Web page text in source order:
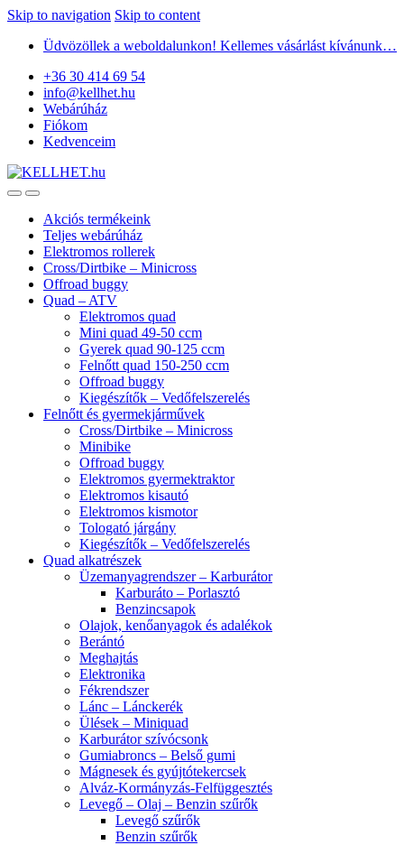
Skip to navigation Skip to content
Üdvözöllek a weboldalunkon! Kellemes vásárlást kívánunk…
+36 30 414 69 54
info@kellhet.hu
Webárúház
Fiókom
Kedvenceim
Akciós termékeink
Teljes webárúház
Elektromos rollerek
Cross/Dirtbike – Minicross
Offroad buggy
Quad – ATV
Elektromos quad
Mini quad 49-50 ccm
Gyerek quad 90-125 ccm
Felnőtt quad 150-250 ccm
Offroad buggy
Kiegészítők – Vedőfelszerelés
Felnőtt és gyermekjárművek
Cross/Dirtbike – Minicross
Minibike
Offroad buggy
Elektromos gyermektraktor
Elektromos kisautó
Elektromos kismotor
Tologató járgány
Kiegészítők – Vedőfelszerelés
Quad alkatrészek
Üzemanyagrendszer – Karburátor
Karburáto – Porlasztó
Benzincsapok
Olajok, kenőanyagok és adalékok
Berántó
Meghajtás
Elektronika
Fékrendszer
Lánc – Lánckerék
Ülések – Miniquad
Karburátor szívócsonk
Gumiabroncs – Belső gumi
Mágnesek és gyújtótekercsek
Alváz-Kormányzás-Felfüggesztés
Levegő – Olaj – Benzin szűrők
Levegő szűrők
Benzin szűrők